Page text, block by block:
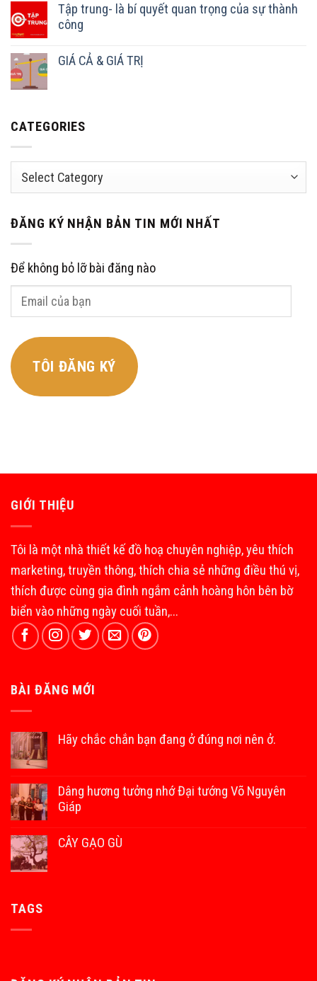
Tập trung- là bí quyết quan trọng của sự thành
công
GIÁ CẢ & GIÁ TRỊ
CATEGORIES
Categories
ĐĂNG KÝ NHẬN BẢN TIN MỚI NHẤT
Để không bỏ lỡ bài đăng nào
Email
TÔI ĐĂNG KÝ
GIỚI THIỆU
Tôi là một nhà thiết kế đồ hoạ chuyên nghiệp, yêu thích
marketing, truyền thông, thích chia sẻ những điều thú vị,
thích được cùng gia đình ngắm cảnh hoàng hôn bên bờ
biển vào những ngày cuối tuần,...
BÀI ĐĂNG MỚI
Hãy chắc chắn bạn đang ở đúng nơi nên ở.
Dâng hương tưởng nhớ Đại tướng Võ Nguyên
Giáp
CÂY GẠO GÙ
TAGS